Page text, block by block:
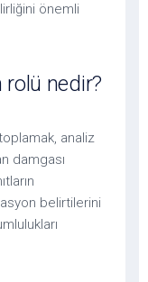
önemli
rolü nedir?
analiz
damgası
belirtilerini